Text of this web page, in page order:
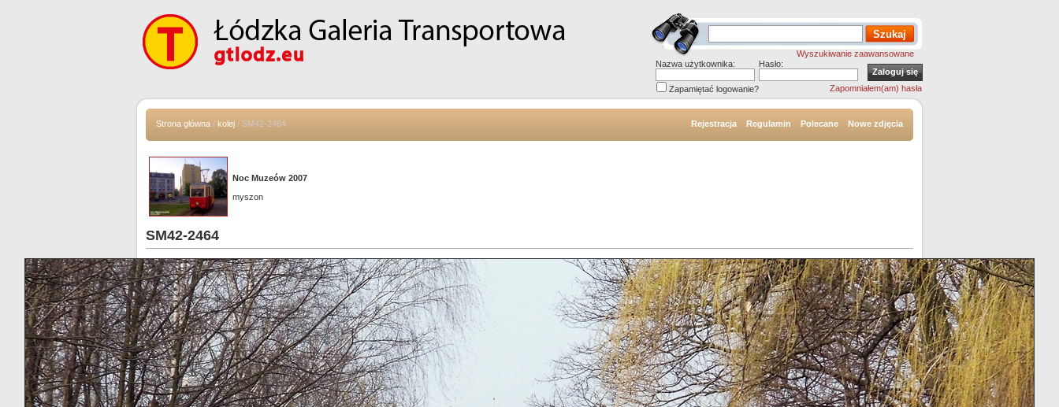
Wyszukiwanie zaawansowane
Nazwa użytkownika:
Hasło:
Zapamiętać logowanie? Zapomniałem(am) hasła
Strona główna / kolej / SM42-2464 Rejestracja Regulamin Polecane Nowe zdjęcia
Noc Muzeów 2007
myszon
SM42-2464